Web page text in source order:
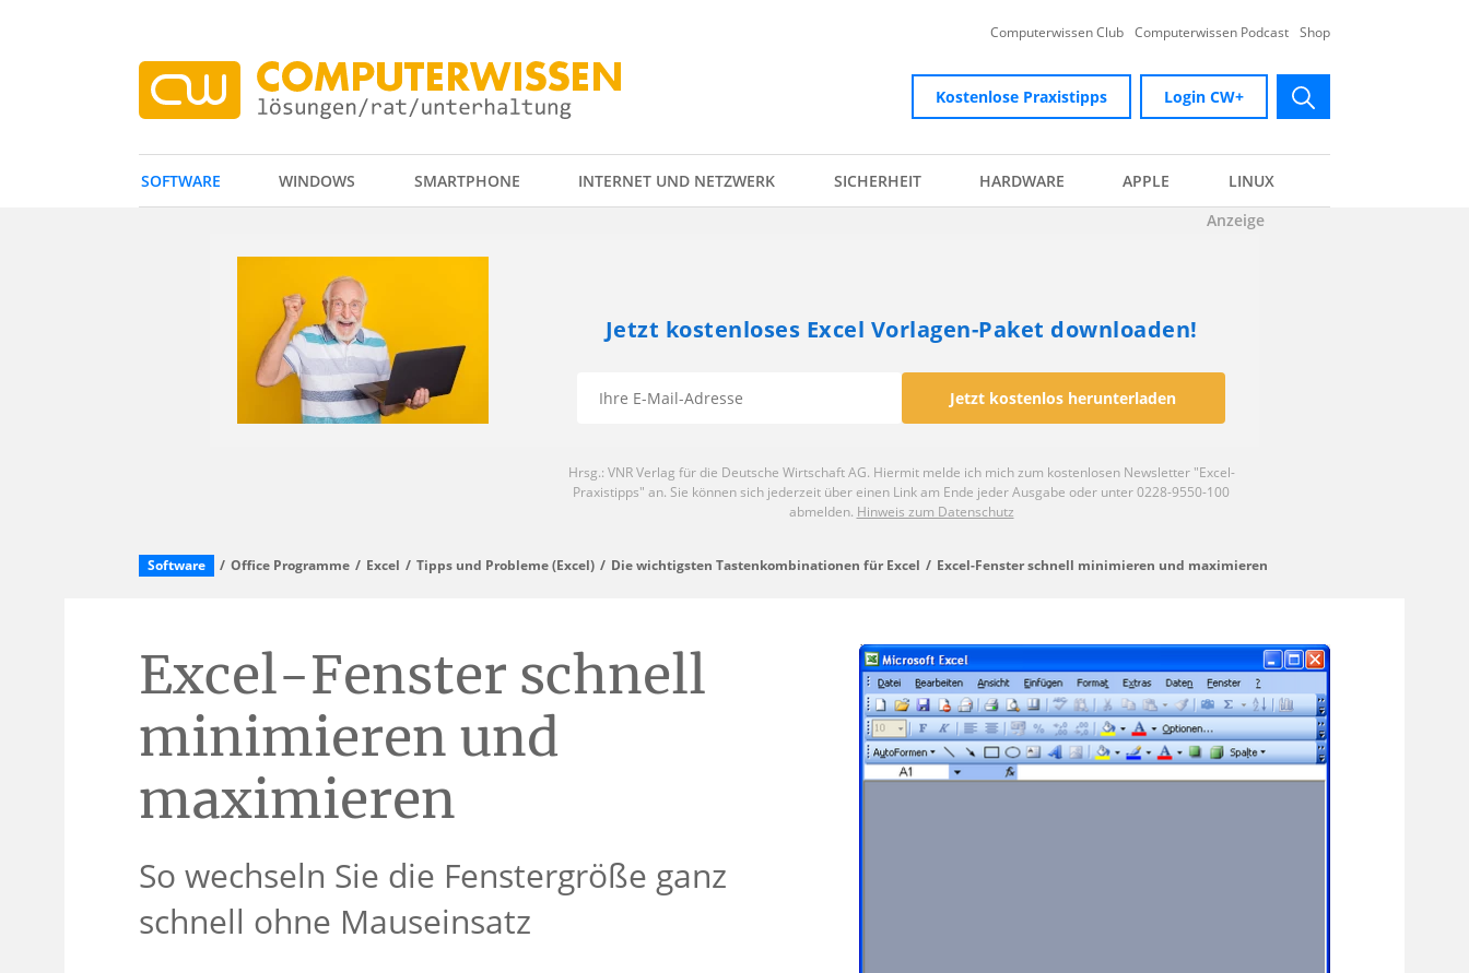
Computerwissen Club Computerwissen Podcast Shop
Kostenlose Praxistipps
Login CW+
submit
SOFTWARE WINDOWS SMARTPHONE INTERNET UND NETZWERK SICHERHEIT HARDWARE APPLE LINUX
Software Office Programme Excel Tipps und Probleme (Excel) Die wichtigsten Tastenkombinationen für Excel Excel-Fenster schnell minimieren und maximieren
Excel-Fenster schnell
minimieren und
maximieren
So wechseln Sie die Fenstergröße ganz
schnell ohne Mauseinsatz